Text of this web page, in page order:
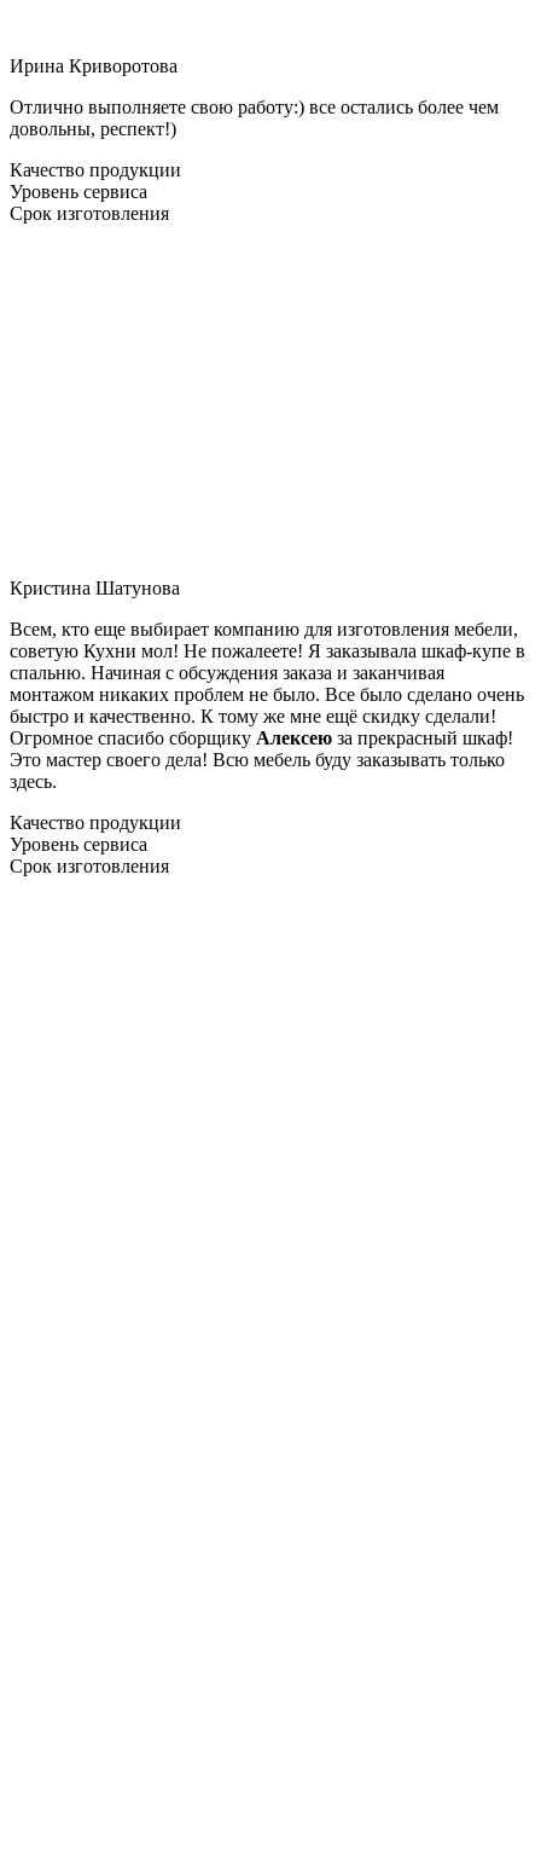
Ирина Криворотова
Отлично выполняете свою работу:) все остались более чем
довольны, респект!)
Качество продукции
Уровень сервиса
Срок изготовления
Кристина Шатунова
Всем, кто еще выбирает компанию для изготовления мебели,
советую Кухни мол! Не пожалеете! Я заказывала шкаф-купе в
спальню. Начиная с обсуждения заказа и заканчивая
монтажом никаких проблем не было. Все было сделано очень
быстро и качественно. К тому же мне ещё скидку сделали!
Огромное спасибо сборщику Алексею за прекрасный шкаф!
Это мастер своего дела! Всю мебель буду заказывать только
здесь.
Качество продукции
Уровень сервиса
Срок изготовления